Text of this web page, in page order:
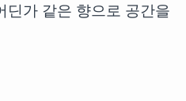
딘가 같은 향으로 공간을